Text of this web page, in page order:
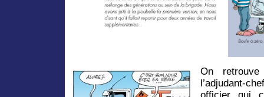
On
l’adjudant-